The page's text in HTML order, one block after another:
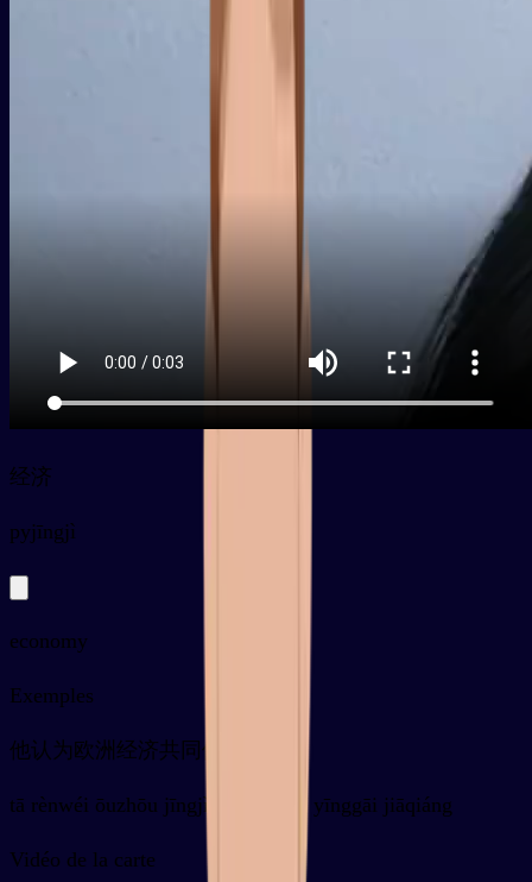
经济
pyjīngjì
economy
Exemples
他认为欧洲经济共同体应该加强
tā rènwéi ōuzhōu jīngjì gòngtóngtǐ yīnggāi jiāqiáng
Vidéo de la carte